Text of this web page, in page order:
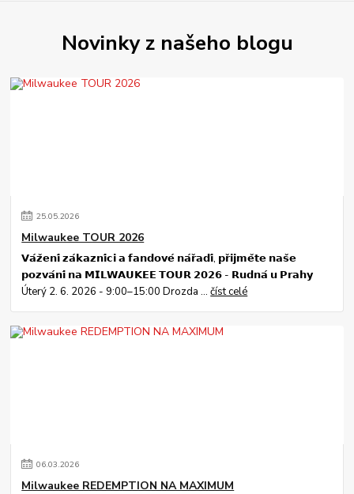
Novinky z našeho blogu
25.05.2026
Milwaukee TOUR 2026
𝗩𝗮́𝘇̌𝗲𝗻𝗶́ 𝘇𝗮́𝗸𝗮𝘇𝗻𝗶́𝗰𝗶 𝗮 𝗳𝗮𝗻𝗱𝗼𝘃𝗲́ 𝗻𝗮́𝗿̌𝗮𝗱𝗶́, 𝗽𝗿̌𝗶𝗷𝗺𝗲̌𝘁𝗲 𝗻𝗮𝘀̌𝗲
𝗽𝗼𝘇𝘃𝗮́𝗻𝗶́ 𝗻𝗮 𝗠𝗜𝗟𝗪𝗔𝗨𝗞𝗘𝗘 𝗧𝗢𝗨𝗥 𝟮𝟬𝟮𝟲 - 𝗥𝘂𝗱𝗻𝗮́ 𝘂 𝗣𝗿𝗮𝗵𝘆
Úterý 2. 6. 2026 - 9:00–15:00 Drozda ...číst celé
06.03.2026
Milwaukee REDEMPTION NA MAXIMUM